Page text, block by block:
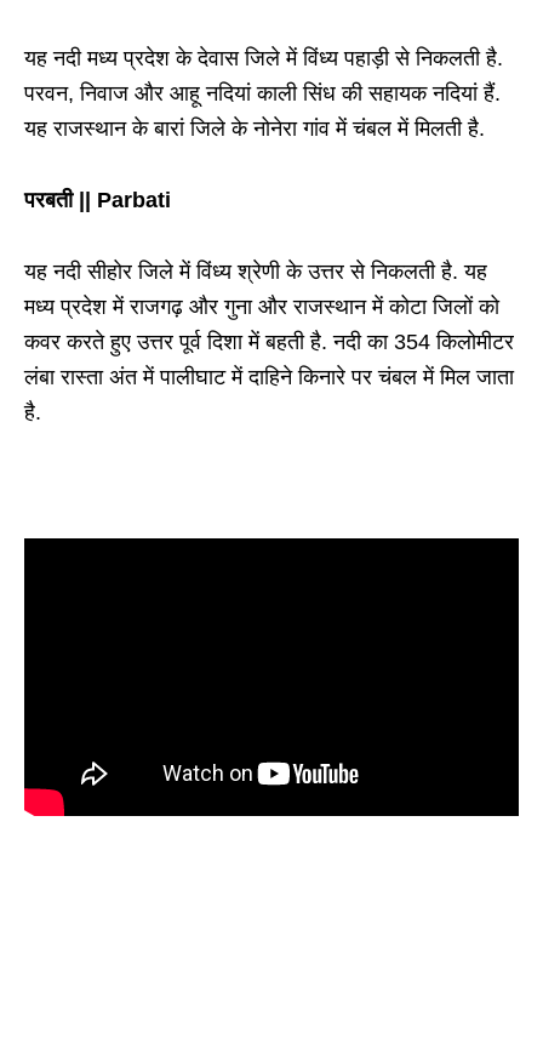
यह नदी मध्य प्रदेश के देवास जिले में विंध्य पहाड़ी से निकलती है.
परवन, निवाज और आहू नदियां काली सिंध की सहायक नदियां हैं.
यह राजस्थान के बारां जिले के नोनेरा गांव में चंबल में मिलती है.
परबती || Parbati
यह नदी सीहोर जिले में विंध्य श्रेणी के उत्तर से निकलती है. यह
मध्य प्रदेश में राजगढ़ और गुना और राजस्थान में कोटा जिलों को
कवर करते हुए उत्तर पूर्व दिशा में बहती है. नदी का 354 किलोमीटर
लंबा रास्ता अंत में पालीघाट में दाहिने किनारे पर चंबल में मिल जाता
है.